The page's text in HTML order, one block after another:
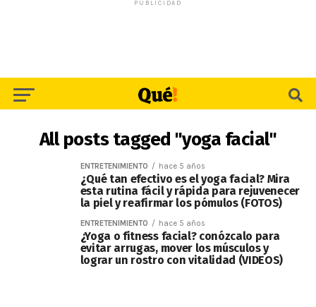
PUBLICIDAD
All posts tagged "yoga facial"
ENTRETENIMIENTO hace 5 años
¿Qué tan efectivo es el yoga facial? Mira
esta rutina fácil y rápida para rejuvenecer
la piel y reafirmar los pómulos (FOTOS)
ENTRETENIMIENTO hace 5 años
¿Yoga o fitness facial? conózcalo para
evitar arrugas, mover los músculos y
lograr un rostro con vitalidad (VIDEOS)